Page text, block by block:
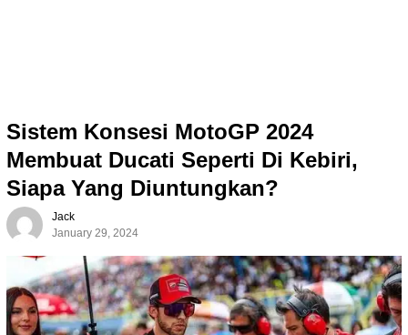
Sistem Konsesi MotoGP 2024
Membuat Ducati Seperti Di Kebiri,
Siapa Yang Diuntungkan?
Jack
January 29, 2024